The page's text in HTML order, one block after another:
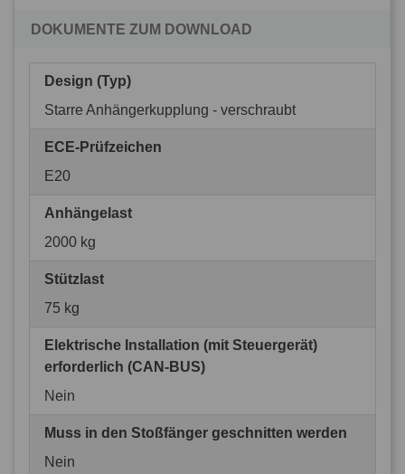
DOKUMENTE ZUM DOWNLOAD
Design (Typ)
Starre Anhängerkupplung - verschraubt
ECE-Prüfzeichen
E20
Anhängelast
2000 kg
Stützlast
75 kg
Elektrische Installation (mit Steuergerät)
erforderlich (CAN-BUS)
Nein
Muss in den Stoßfänger geschnitten werden
Nein